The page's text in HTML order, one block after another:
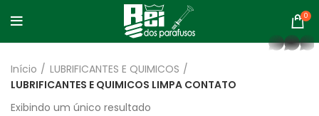
0
Início
LUBRIFICANTES E QUIMICOS
LUBRIFICANTES E QUIMICOS LIMPA CONTATO
Exibindo um único resultado
whatsapp